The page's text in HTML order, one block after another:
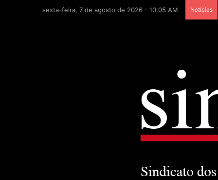
sexta-feira, 7 de agosto de 2026 - 10:05 AM Notícias